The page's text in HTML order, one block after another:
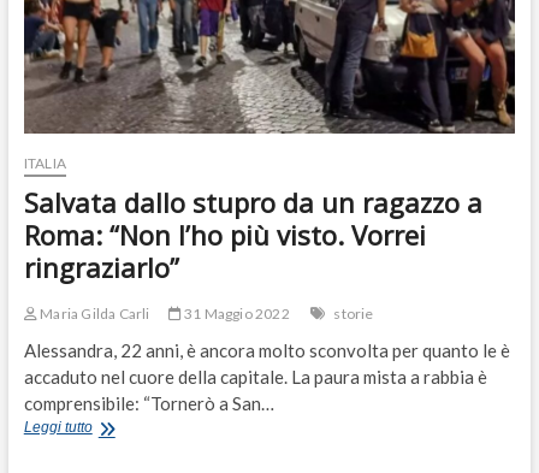
della
‘paranza
dei
ragazzini’
ITALIA
Salvata dallo stupro da un ragazzo a
Roma: “Non l’ho più visto. Vorrei
ringraziarlo”
Maria Gilda Carli 31 Maggio 2022 storie
Alessandra, 22 anni, è ancora molto sconvolta per quanto le è
accaduto nel cuore della capitale. La paura mista a rabbia è
comprensibile: “Tornerò a San…
Leggi tuttoSalvata